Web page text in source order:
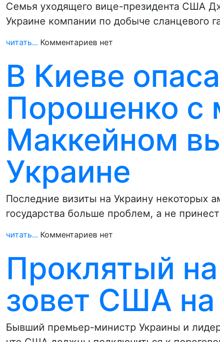
Семья уходящего вице-президента США
Украине компании по добыче сланцевого
читать... Комментариев нет
В Киеве
Порошенко с
Маккейном
Украине
Последние визиты на Украину некоторых
государства больше проблем, а не
читать... Комментариев нет
Проклятый
зовет США на
Бывший премьер-министр Украины и